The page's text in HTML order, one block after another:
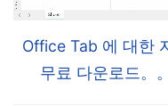
Office Tab 에 대한
무료 다운로드。。